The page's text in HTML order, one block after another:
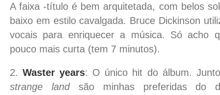
A faixa -título é bem arquitetada, com belos
baixo em estilo cavalgada. Bruce Dickinson
vocais para enriquecer a música. Só acho
pouco mais curta (tem 7 minutos).
2.Waster years: O único hit do álbum.
strange landsão minhas preferidas do